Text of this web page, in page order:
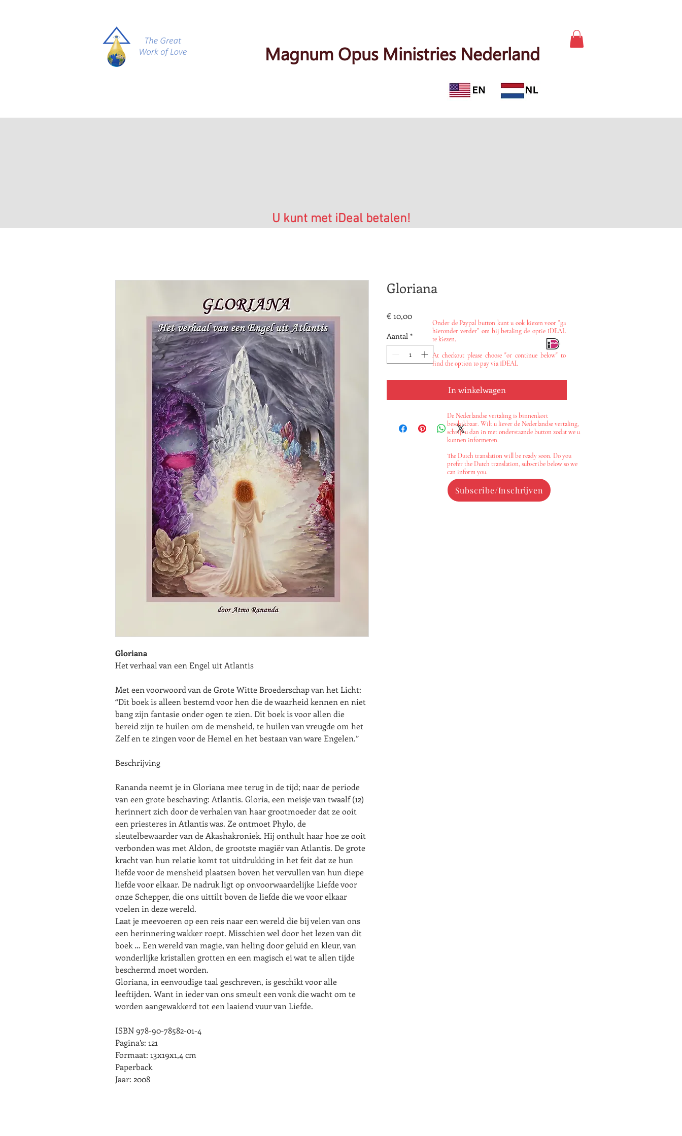
Magnum Opus Ministries Nederland
U kunt met iDeal betalen!
Gloriana
Het verhaal van een Engel uit Atlantis
Met een voorwoord van de Grote Witte Broederschap van het Licht:
“Dit boek is alleen bestemd voor hen die de waarheid kennen en niet
bang zijn fantasie onder ogen te zien. Dit boek is voor allen die
bereid zijn te huilen om de mensheid, te huilen van vreugde om het
Zelf en te zingen voor de Hemel en het bestaan van ware Engelen.”
Beschrijving
Rananda neemt je in Gloriana mee terug in de tijd; naar de periode
van een grote beschaving: Atlantis. Gloria, een meisje van twaalf (12)
herinnert zich door de verhalen van haar grootmoeder dat ze ooit
een priesteres in Atlantis was. Ze ontmoet Phylo, de
sleutelbewaarder van de Akashakroniek. Hij onthult haar hoe ze ooit
verbonden was met Aldon, de grootste magiër van Atlantis. De grote
kracht van hun relatie komt tot uitdrukking in het feit dat ze hun
liefde voor de mensheid plaatsen boven het vervullen van hun diepe
liefde voor elkaar. De nadruk ligt op onvoorwaardelijke Liefde voor
onze Schepper, die ons uittilt boven de liefde die we voor elkaar
voelen in deze wereld.
Laat je meevoeren op een reis naar een wereld die bij velen van ons
een herinnering wakker roept. Misschien wel door het lezen van dit
boek … Een wereld van magie, van heling door geluid en kleur, van
wonderlijke kristallen grotten en een magisch ei wat te allen tijde
beschermd moet worden.
Gloriana, in eenvoudige taal geschreven, is geschikt voor alle
leeftijden. Want in ieder van ons smeult een vonk die wacht om te
worden aangewakkerd tot een laaiend vuur van Liefde.
ISBN 978-90-78582-01-4
Pagina’s: 121
Formaat: 13x19x1,4 cm
Paperback
Jaar: 2008
Gloriana
€ 10,00Prijs
Aantal *
In winkelwagen
Onder de Paypal button kunt u ook kiezen voor "ga
hieronder verder" om bij betaling de optie IDEAL
te kiezen.
At checkout please choose "or continue below" to
find the option to pay via IDEAL
Subscribe/Inschrijven
De Nederlandse vertaling is binnenkort
beschikbaar. Wilt u liever de Nederlandse vertaling,
schrijf u dan in met onderstaande button zodat we u
kunnen informeren.
The Dutch translation will be ready soon. Do you
prefer the Dutch translation, subscribe below so we
can inform you.